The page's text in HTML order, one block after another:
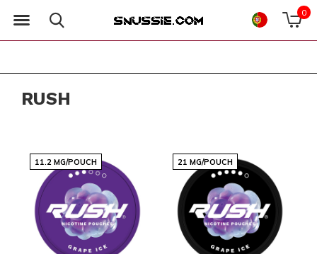
0
RUSH
11.2 MG/POUCH 21 MG/POUCH